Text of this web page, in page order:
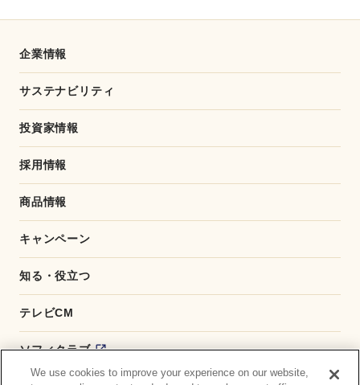
企業情報
サステナビリティ
投資家情報
採用情報
商品情報
キャンペーン
知る・役立つ
テレビCM
ソフィクラブ
We use cookies to improve your experience on our website,